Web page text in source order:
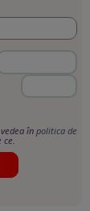
înpolitica de
ce.